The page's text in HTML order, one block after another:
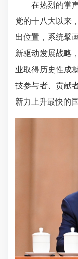
在热烈的掌声
党的十八大以来
出位置，系统擘
新驱动发展战略
业取得历史性成
技参与者、贡献
新力上升最快的